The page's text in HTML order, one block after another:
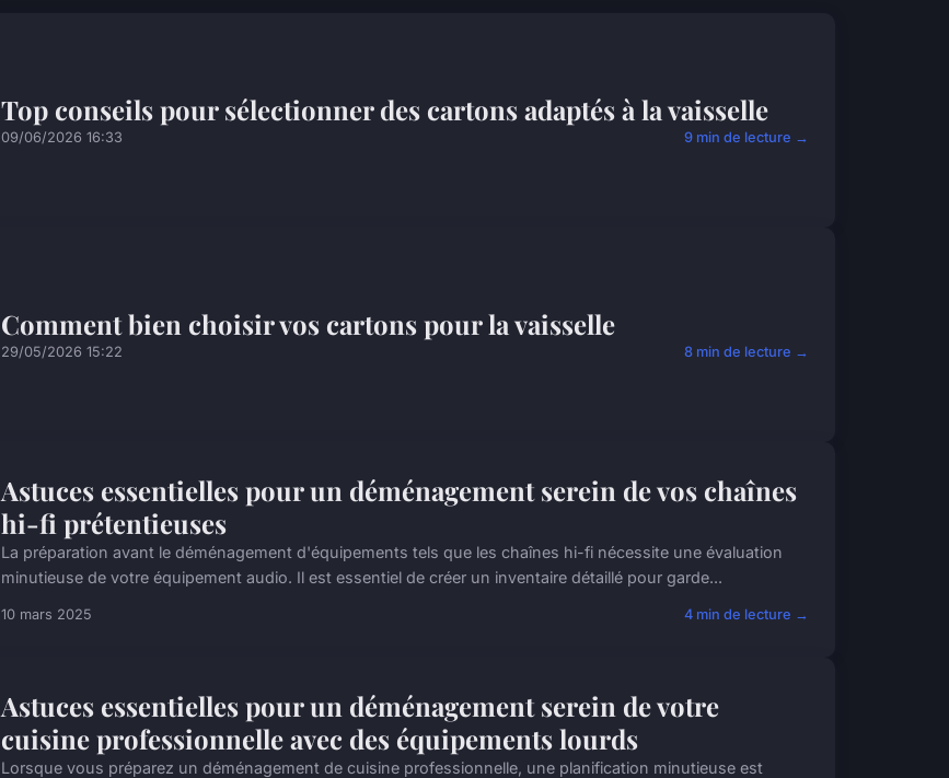
Top conseils pour sélectionner des cartons adaptés à la vaisselle
09/06/2026 16:33 9 min de lecture →
Comment bien choisir vos cartons pour la vaisselle
29/05/2026 15:22 8 min de lecture →
Astuces essentielles pour un déménagement serein de vos chaînes
hi-fi prétentieuses
La préparation avant le déménagement d'équipements tels que les chaînes hi-fi nécessite une évaluation
minutieuse de votre équipement audio. Il est essentiel de créer un inventaire détaillé pour garde...
10 mars 2025 4 min de lecture →
Astuces essentielles pour un déménagement serein de votre
cuisine professionnelle avec des équipements lourds
Lorsque vous préparez un déménagement de cuisine professionnelle, une planification minutieuse est